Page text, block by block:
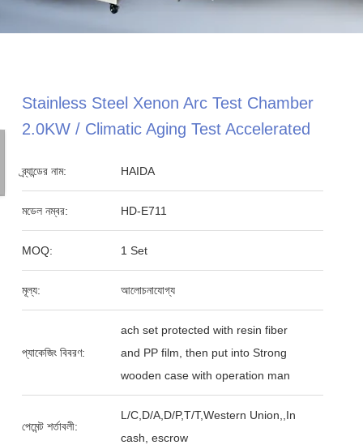
Stainless Steel Xenon Arc Test Chamber
2.0KW / Climatic Aging Test Accelerated
ব্র্যান্ডের নাম: HAIDA
মডেল নম্বর: HD-E711
MOQ: 1 Set
মূল্য: আলোচনাযোগ্য
প্যাকেজিং বিবরণ:
ach set protected with resin fiber
and PP film, then put into Strong
wooden case with operation man
পেমেন্ট শর্তাবলী:
L/C,D/A,D/P,T/T,Western Union,,In
cash, escrow